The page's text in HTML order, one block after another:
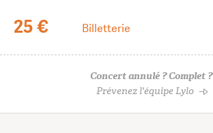
25 € Billetterie
Concert annulé ? Complet ?
Prévenez l'équipe Lylo